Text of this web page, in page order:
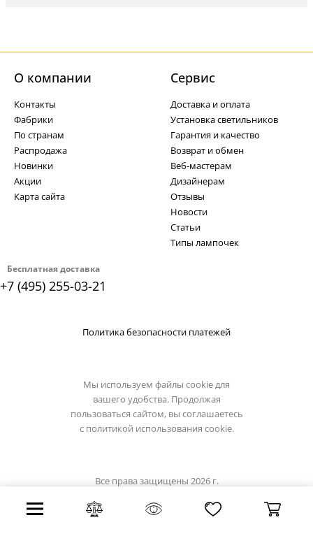
Бесплатная доставка
+7 (495) 255-03-21
О компании
Контакты
Фабрики
По странам
Распродажа
Новинки
Акции
Карта сайта
Cервис
Доставка и оплата
Установка светильников
Гарантия и качество
Возврат и обмен
Веб-мастерам
Дизайнерам
Отзывы
Новости
Статьи
Типы лампочек
Политика безопасности платежей
Мы используем файлы cookie для
вашего удобства. Продолжая
пользоваться сайтом, вы соглашаетесь
с политикой использования cookie.
Все права защищены 2026 г.